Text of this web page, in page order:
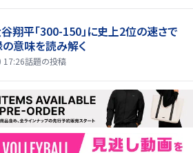
谷翔平「300-150」に史上2位の速さで
意味を読み解く
17:26話題の投稿